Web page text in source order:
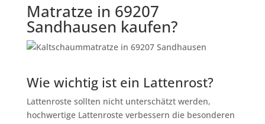
Matratze in 69207
Sandhausen kaufen?
Wie wichtig ist ein Lattenrost?
Lattenroste sollten nicht unterschätzt werden,
hochwertige Lattenroste verbessern die besonderen